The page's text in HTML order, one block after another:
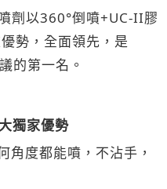
劑以360°倒噴+UC-II膠
勢，全面領先，是
的第一名。
獨家優勢
角度都能噴，不沾手，